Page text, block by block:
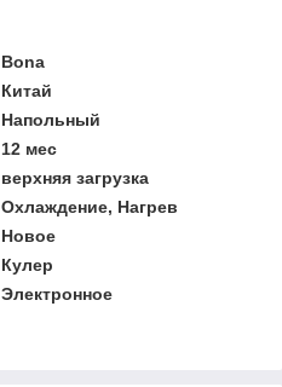
Bona
Китай
Напольный
12 мес
верхняя загрузка
Охлаждение, Нагрев
Новое
Кулер
Электронное